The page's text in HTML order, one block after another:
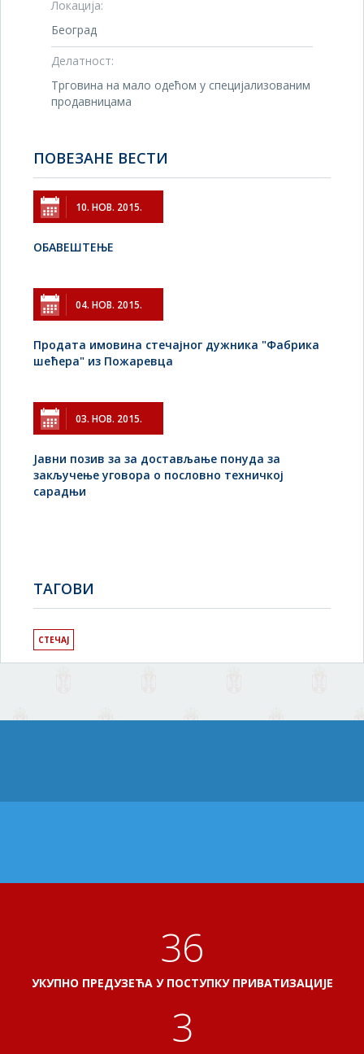
Локација:
Београд
Делатност:
Трговина на мало одећом у специјализованим
продавницама
ПОВЕЗАНЕ ВЕСТИ
10. НОВ. 2015.
ОБАВЕШТЕЊЕ
04. НОВ. 2015.
Продата имовина стечајног дужника "Фабрика
шећера" из Пожаревца
03. НОВ. 2015.
Јавни позив за за достављање понуда за
закључење уговора о пословно техничкој
сарадњи
TAГОВИ
СТЕЧАЈ
38
УКУПНО ПРЕДУЗЕЋА У ПОСТУПКУ ПРИВАТИЗАЦИЈЕ
3